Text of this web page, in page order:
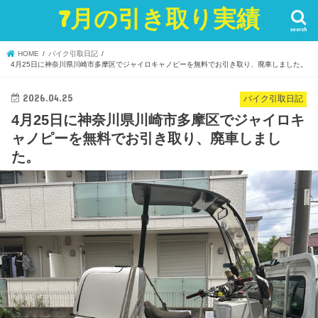
7月の引き取り実績 search
HOME
バイク引取日記
4月25日に神奈川県川崎市多摩区でジャイロキャノピーを無料でお引き取り、廃車しました。
バイク引取日記
2026.04.25
4月25日に神奈川県川崎市多摩区でジャイロキ
ャノピーを無料でお引き取り、廃車しまし
た。